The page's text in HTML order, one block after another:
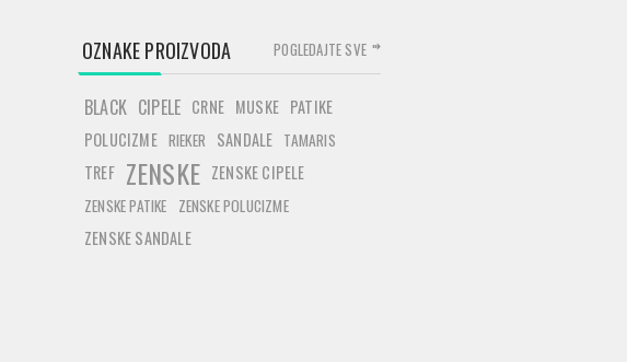
OZNAKE PROIZVODA
BLACK CIPELE CRNE MUSKE PATIKE
POLUCIZME RIEKER SANDALE TAMARIS
TREF ZENSKE ZENSKE CIPELE
ZENSKE PATIKE ZENSKE POLUCIZME
ZENSKE SANDALE
POGLEDAJTE SVE